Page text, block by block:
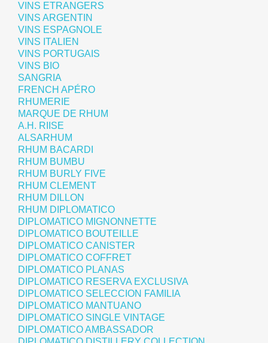
VINS ETRANGERS
VINS ARGENTIN
VINS ESPAGNOLE
VINS ITALIEN
VINS PORTUGAIS
VINS BIO
SANGRIA
FRENCH APÉRO
RHUMERIE
MARQUE DE RHUM
A.H. RIISE
ALSARHUM
RHUM BACARDI
RHUM BUMBU
RHUM BURLY FIVE
RHUM CLEMENT
RHUM DILLON
RHUM DIPLOMATICO
DIPLOMATICO MIGNONNETTE
DIPLOMATICO BOUTEILLE
DIPLOMATICO CANISTER
DIPLOMATICO COFFRET
DIPLOMATICO PLANAS
DIPLOMATICO RESERVA EXCLUSIVA
DIPLOMATICO SELECCION FAMILIA
DIPLOMATICO MANTUANO
DIPLOMATICO SINGLE VINTAGE
DIPLOMATICO AMBASSADOR